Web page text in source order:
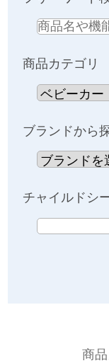
商品カテゴリ
ブランドから
チャイルドシ
商